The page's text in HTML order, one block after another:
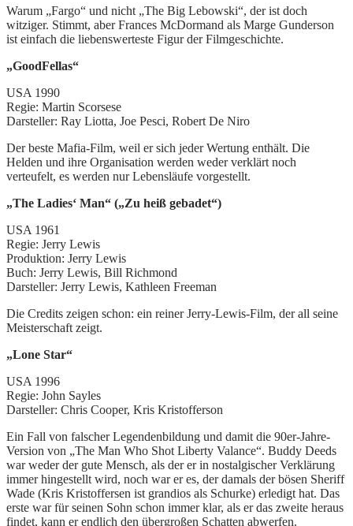
Warum „Fargo“ und nicht „The Big Lebowski“, der ist doch
witziger. Stimmt, aber Frances McDormand als Marge Gunderson
ist einfach die liebenswerteste Figur der Filmgeschichte.
„GoodFellas“
USA 1990
Regie: Martin Scorsese
Darsteller: Ray Liotta, Joe Pesci, Robert De Niro
Der beste Mafia-Film, weil er sich jeder Wertung enthält. Die
Helden und ihre Organisation werden weder verklärt noch
verteufelt, es werden nur Lebensläufe vorgestellt.
„The Ladies‘ Man“ („Zu heiß gebadet“)
USA 1961
Regie: Jerry Lewis
Produktion: Jerry Lewis
Buch: Jerry Lewis, Bill Richmond
Darsteller: Jerry Lewis, Kathleen Freeman
Die Credits zeigen schon: ein reiner Jerry-Lewis-Film, der all seine
Meisterschaft zeigt.
„Lone Star“
USA 1996
Regie: John Sayles
Darsteller: Chris Cooper, Kris Kristofferson
Ein Fall von falscher Legendenbildung und damit die 90er-Jahre-
Version von „The Man Who Shot Liberty Valance“. Buddy Deeds
war weder der gute Mensch, als der er in nostalgischer Verklärung
immer hingestellt wird, noch war er es, der damals der bösen Sheriff
Wade (Kris Kristoffersen ist grandios als Schurke) erledigt hat. Das
erste war für seinen Sohn schon immer klar, als er das zweite heraus
findet, kann er endlich den übergroßen Schatten abwerfen.